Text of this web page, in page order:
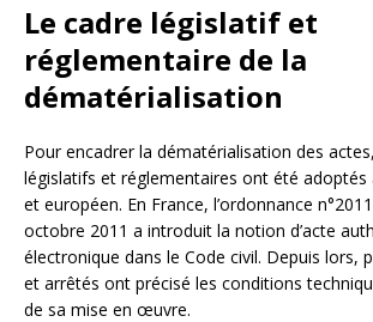
Le cadre législatif et
réglementaire de la
dématérialisation
Pour encadrer la dématérialisation des
législatifs et réglementaires ont été adoptés
et européen. En France, l’ordonnance
octobre 2011 a introduit la notion d’acte
électronique dans le Code civil. Depuis lors,
et arrêtés ont précisé les conditions
de sa mise en œuvre.